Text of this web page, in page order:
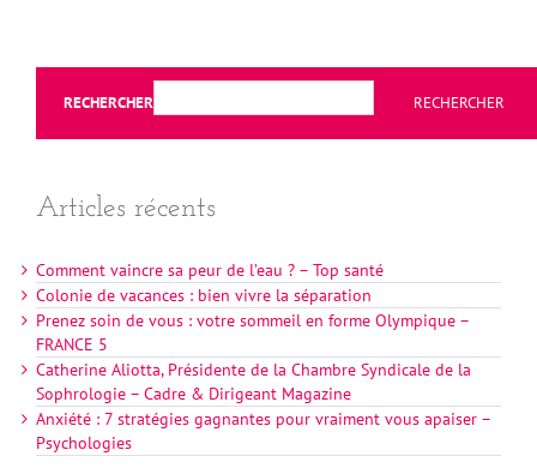
RECHERCHER RECHERCHER
Articles récents
Comment vaincre sa peur de l’eau ? – Top santé
Colonie de vacances : bien vivre la séparation
Prenez soin de vous : votre sommeil en forme Olympique –
FRANCE 5
Catherine Aliotta, Présidente de la Chambre Syndicale de la
Sophrologie – Cadre & Dirigeant Magazine
Anxiété : 7 stratégies gagnantes pour vraiment vous apaiser –
Psychologies